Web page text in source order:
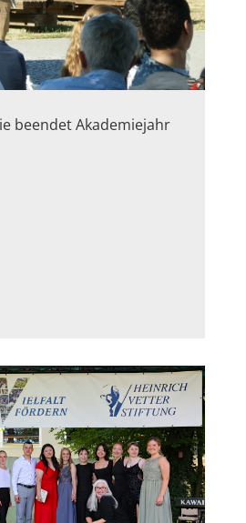
beendet Akademiejahr